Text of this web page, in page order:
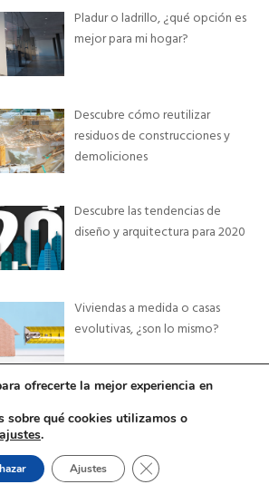
Pladur o ladrillo, ¿qué opción es
mejor para mi hogar?
Descubre cómo reutilizar
residuos de construcciones y
demoliciones
Descubre las tendencias de
diseño y arquitectura para 2020
Viviendas a medida o casas
evolutivas, ¿son lo mismo?
en Granada y Málaga| Comercializa
|Privacidad |Cookies
ofrecerte la mejor experiencia en
sobre qué cookies utilizamos o
ajustes.
Ajustes Cerrar el banner de